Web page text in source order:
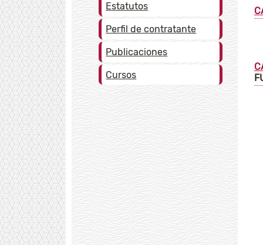
Estatutos
Perfil de contratante
Publicaciones
Cursos